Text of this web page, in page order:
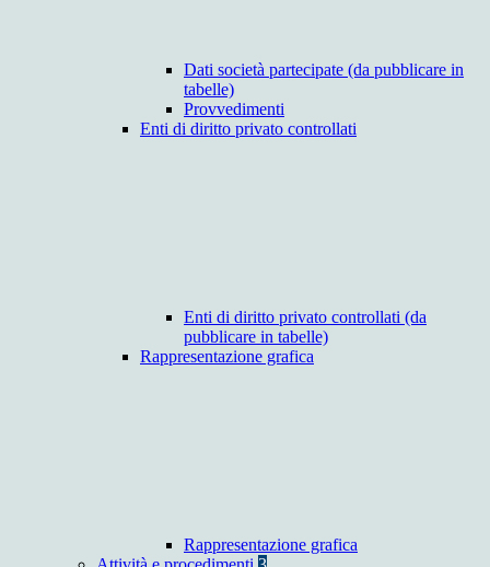
Dati società partecipate (da pubblicare in
tabelle)
Provvedimenti
Enti di diritto privato controllati
Enti di diritto privato controllati (da
pubblicare in tabelle)
Rappresentazione grafica
Rappresentazione grafica